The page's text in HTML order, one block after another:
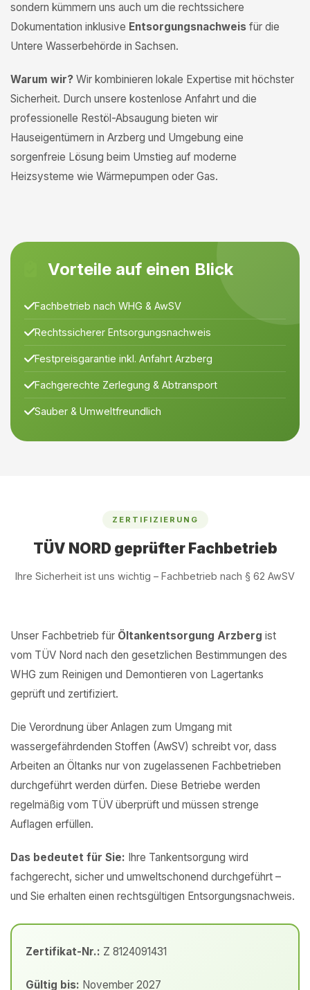
sondern kümmern uns auch um die rechtssichere
Dokumentation inklusive Entsorgungsnachweis für die
Untere Wasserbehörde in Sachsen.
Warum wir? Wir kombinieren lokale Expertise mit höchster
Sicherheit. Durch unsere kostenlose Anfahrt und die
professionelle Restöl-Absaugung bieten wir
Hauseigentümern in Arzberg und Umgebung eine
sorgenfreie Lösung beim Umstieg auf moderne
Heizsysteme wie Wärmepumpen oder Gas.
Vorteile auf einen Blick
Fachbetrieb nach WHG & AwSV
Rechtssicherer Entsorgungsnachweis
Festpreisgarantie inkl. Anfahrt Arzberg
Fachgerechte Zerlegung & Abtransport
Sauber & Umweltfreundlich
ZERTIFIZIERUNG
TÜV NORD geprüfter Fachbetrieb
Ihre Sicherheit ist uns wichtig – Fachbetrieb nach § 62 AwSV
Unser Fachbetrieb für Öltankentsorgung Arzberg ist
vom TÜV Nord nach den gesetzlichen Bestimmungen des
WHG zum Reinigen und Demontieren von Lagertanks
geprüft und zertifiziert.
Die Verordnung über Anlagen zum Umgang mit
wassergefährdenden Stoffen (AwSV) schreibt vor, dass
Arbeiten an Öltanks nur von zugelassenen Fachbetrieben
durchgeführt werden dürfen. Diese Betriebe werden
regelmäßig vom TÜV überprüft und müssen strenge
Auflagen erfüllen.
Das bedeutet für Sie: Ihre Tankentsorgung wird
fachgerecht, sicher und umweltschonend durchgeführt –
und Sie erhalten einen rechtsgültigen Entsorgungsnachweis.
Zertifikat-Nr.: Z 8124091431
Gültig bis: November 2027